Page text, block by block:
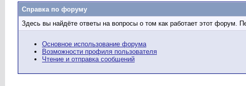
Справка по форуму
Здесь вы найдёте ответы на вопросы о том как работает этот
Основное использование форума
Возможности профиля пользователя
Чтение и отправка сообщений